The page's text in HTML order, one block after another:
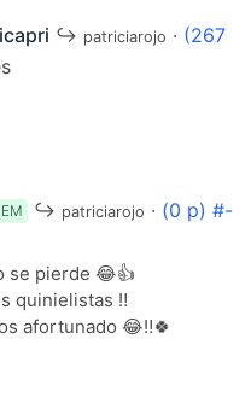
↪ patriciarojo · (267
↪ patriciarojo · (0 p) #-
se pierde 😂👍
quinielistas ‼️
afortunado 😂‼️🍀